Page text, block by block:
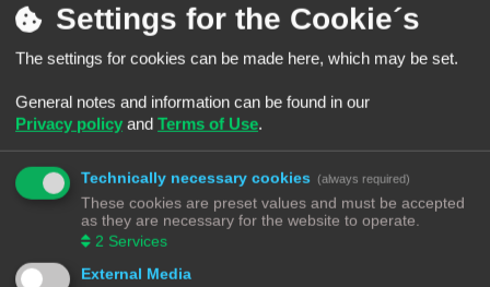
registreren van een account dan wel op basis van haar gerechtvaardigd
belang om diensten te verlenen en u hiervoor te contacteren. De informatie
over u wordt u op verzoek meegedeeld. U kan deze, indien nodig, laten
contact link. Bent u het niet eens met de manier waarop 3DPrintforum.eu uw
gegevens verwerkt, kan u klacht indienen bij de
Gegevensbeschermingsautoriteit
(www.privacycommission.be
- Drukpersstraat 35 te 1000 Brussel). Meer
informatie over de manier waarop 3DPrintforum.eu omgaat met uw gegevens
vindt u in het algemeen beleid inzake gegevensbescherming. Door de
toegang tot en het gebruik van de website verklaart u zich uitdrukkelijk akkoord
met de volgende algemene voorwaarden:
Aansprakelijkheid
Settings for the Cookie´s
The settings for cookies can be made here, which may be set.
General notes and information can be found in our
Privacy policy and Terms of Use.
Technically necessary cookies (always required)
These cookies are preset values and must be accepted
as they are necessary for the website to operate.
2 Services
External Media